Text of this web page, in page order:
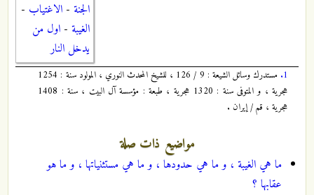
الجنة - الاغتياب -
الغيبة - اول من
يدخل النار
1.
مستدرك وسائل الشيعة : 9 / 126 ، للشيخ المحدث النوري ، المولود سنة : 1254
هجرية ، و المتوفى سنة : 1320 هجرية ، طبعة : مؤسسة آل البيت ، سنة : 1408
هجرية ، قم / إيران .
مواضيع ذات صلة
ما هي الغيبة ، و ما هي حدودها ، و ما هي مستثنياتها ، و ما هو
عقابها ؟